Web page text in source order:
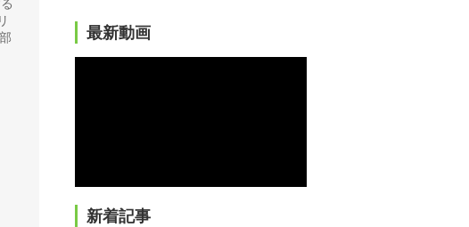
最新動画
新着記事